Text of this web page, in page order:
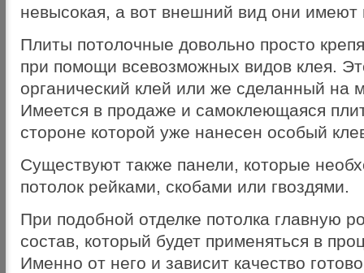
невысокая, а вот внешний вид они имеют
Плиты потолочные довольно просто
при помощи всевозможных видов клея.
органический клей или же сделанный на
Имеется в продаже и самоклеющаяся
стороне которой уже нанесен особый
Существуют также панели, которые
потолок рейками, скобами или гвоздями.
При подобной отделке потолка главную
состав, который будет применяться в
Именно от него и зависит качество